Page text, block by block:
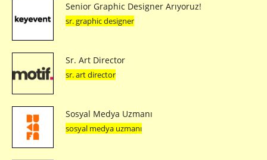
Senior Graphic Designer Arıyoruz!
sr. graphic designer
Sr. Art Director
sr. art director
Sosyal Medya Uzmanı
sosyal medya uzmanı